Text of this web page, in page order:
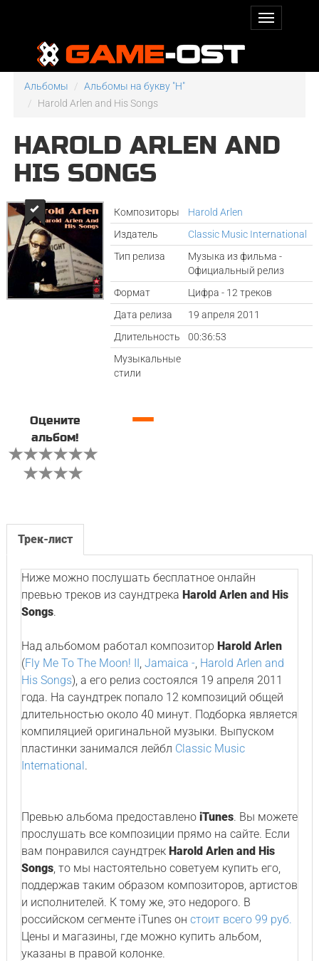
Альбомы
Альбомы на букву "H"
Harold Arlen and His Songs
HAROLD ARLEN AND
HIS SONGS
Композиторы
Harold Arlen
Издатель
Classic Music International
Тип релиза
Музыка из фильма -
Официальный релиз
Формат
Цифра - 12 треков
Дата релиза
19 апреля 2011
Длительность
00:36:53
Музыкальные
стили
Оцените
альбом!
—
Трек-лист
Ниже можно послушать бесплатное онлайн
превью треков из саундтрека Harold Arlen and His
Songs.
Над альбомом работал композитор Harold Arlen
(Fly Me To The Moon! II, Jamaica -, Harold Arlen and
His Songs), а его релиз состоялся 19 апреля 2011
года. На саундтрек попало 12 композиций общей
длительностью около 40 минут. Подборка является
компиляцией оригинальной музыки. Выпуском
пластинки занимался лейбл Classic Music
International.
Превью альбома предоставлено iTunes. Вы можете
прослушать все композиции прямо на сайте. Если
вам понравился саундтрек Harold Arlen and His
Songs, то мы настоятельно советуем купить его,
поддержав таким образом композиторов, артистов
и исполнителей. К тому же, это недорого. В
российском сегменте iTunes он стоит всего 99 руб.
Цены и магазины, где можно купить альбом,
указаны в правой колонке.